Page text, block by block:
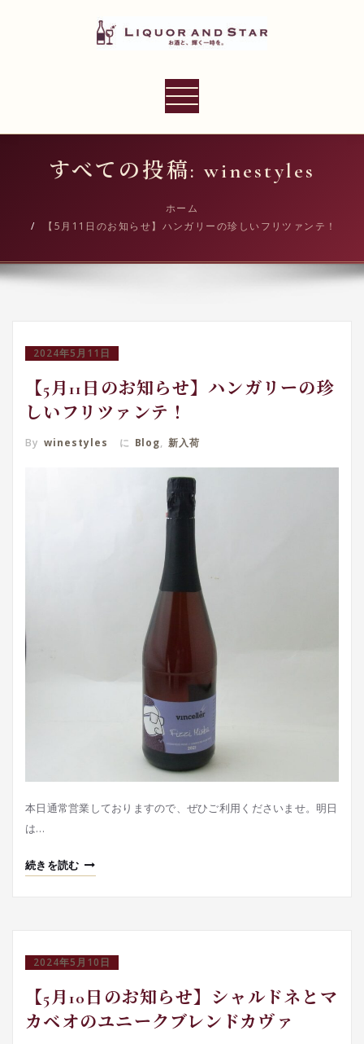
プ
LIQUOR AND STAR
ナ
ー
ョ
ン
すべての投稿: winestyles
ホーム
【5月11日のお知らせ】ハンガリーの珍しいフリツァンテ！
2024年5月11日
【5月11日のお知らせ】ハンガリーの珍
しいフリツァンテ！
By winestyles に Blog, 新入荷
本日通常営業しておりますので、ぜひご利用くださいませ。明日
は…
続きを読む
2024年5月10日
【5月10日のお知らせ】シャルドネとマ
カベオのユニークブレンドカヴァ